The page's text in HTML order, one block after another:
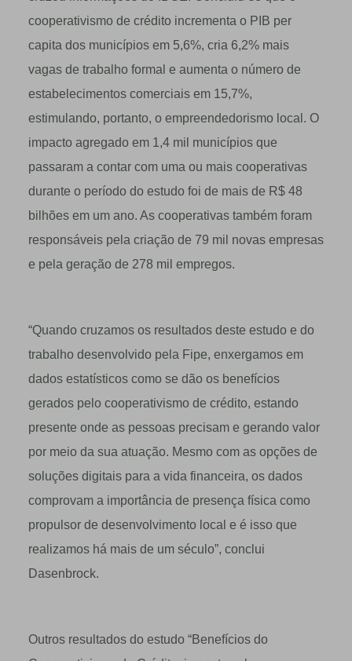
cooperativismo de crédito incrementa o PIB per
capita dos municípios em 5,6%, cria 6,2% mais
vagas de trabalho formal e aumenta o número de
estabelecimentos comerciais em 15,7%,
estimulando, portanto, o empreendedorismo local. O
impacto agregado em 1,4 mil municípios que
passaram a contar com uma ou mais cooperativas
durante o período do estudo foi de mais de R$ 48
bilhões em um ano. As cooperativas também foram
responsáveis pela criação de 79 mil novas empresas
e pela geração de 278 mil empregos.
“Quando cruzamos os resultados deste estudo e do
trabalho desenvolvido pela Fipe, enxergamos em
dados estatísticos como se dão os benefícios
gerados pelo cooperativismo de crédito, estando
presente onde as pessoas precisam e gerando valor
por meio da sua atuação. Mesmo com as opções de
soluções digitais para a vida financeira, os dados
comprovam a importância de presença física como
propulsor de desenvolvimento local e é isso que
realizamos há mais de um século”, conclui
Dasenbrock.
Outros resultados do estudo “Benefícios do